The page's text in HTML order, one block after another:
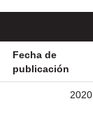
Fecha de
publicación
2020